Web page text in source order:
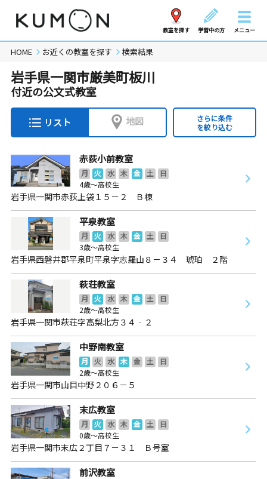
教室を探す 学習中の方 メニュー
HOME お近くの教室を探す 検索結果
岩手県一関市厳美町板川
付近の公文式教室
リスト 地図
さらに条件
を絞り込む
赤荻小前教室
月 火 水 木 金 土
日
4歳～高校生
岩手県一関市赤荻上袋１５－２ Ｂ棟
平泉教室
月 火 水 木 金 土
日
3歳～高校生
岩手県西磐井郡平泉町平泉字志羅山８－３４ 琥珀 ２階
萩荘教室
月 火 水 木 金 土
日
2歳～高校生
岩手県一関市萩荘字高梨北方３４‐２
中野南教室
月 火 水 木 金 土
日
2歳～高校生
岩手県一関市山目中野２０６－５
末広教室
月 火 水 木 金 土
日
0歳～高校生
岩手県一関市末広２丁目７－３１ Ｂ号室
前沢教室